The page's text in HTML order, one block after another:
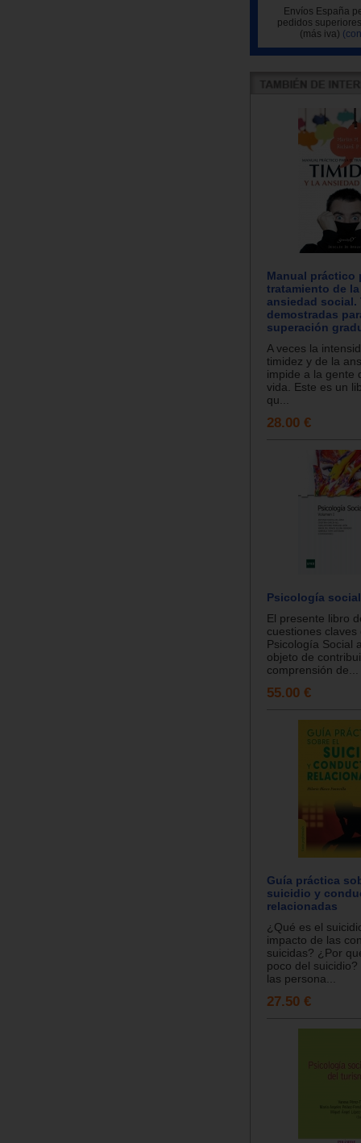
Envíos España
pedidos
(más iva)
Manual práctico
tratamiento de
ansiedad social.
demostradas
superación
A veces la
timidez y de la
impide a la gente
vida. Este es un
qu...
28.00 €
Psicología
El presente libro
cuestiones claves
Psicología Social
objeto de
comprensión de...
55.00 €
Guía práctica
suicidio y
relacionadas
¿Qué es el
impacto de las
suicidas? ¿Por
poco del
las persona...
27.50 €